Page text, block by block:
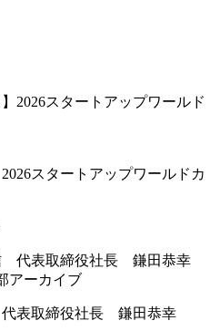
スタートアップワールドカ
アーカイブ
表取締役社長 鎌田恭幸